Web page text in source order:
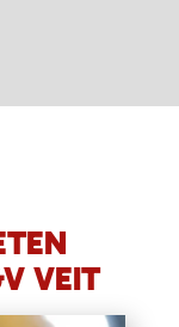
VEIT